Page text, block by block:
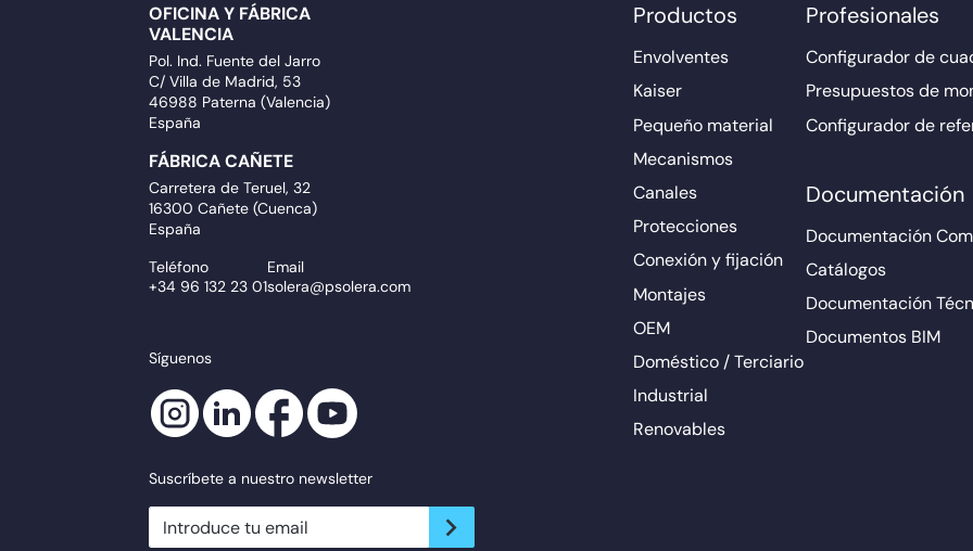
OFICINA Y FÁBRICA
VALENCIA
Pol. Ind. Fuente del Jarro
C/ Villa de Madrid, 53
46988 Paterna (Valencia)
España
FÁBRICA CAÑETE
Carretera de Teruel, 32
16300 Cañete (Cuenca)
España
Teléfono
+34 96 132 23 01
Email
solera@psolera.com
Síguenos
Suscríbete a nuestro newsletter
newsletter.suscribe
Productos
Envolventes
Kaiser
Pequeño material
Mecanismos
Canales
Protecciones
Conexión y fijación
Montajes
OEM
Doméstico / Terciario
Industrial
Renovables
Profesionales
Configurador de
Presupuestos de
Configurador de
Documentación
Documentación
Catálogos
Documentación
Documentos BIM